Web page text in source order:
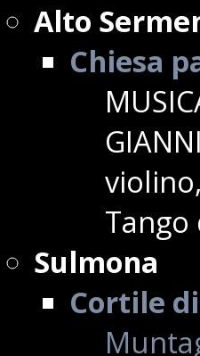
Alto
Chiesa
Tango
Sulmona
Cortile